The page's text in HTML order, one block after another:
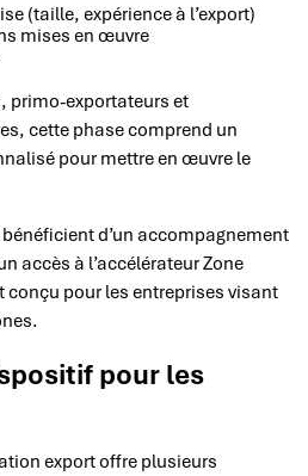
(taille, expérience à l’export)
mises en œuvre
primo-exportateurs et
cette phase comprend un
pour mettre en œuvre le
d’un accompagnement
accès à l’accélérateur Zone
pour les entreprises visant
pour les
export offre plusieurs